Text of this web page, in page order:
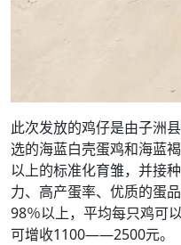
此次发放的鸡仔是由子洲
选的海蓝白壳蛋鸡和海蓝
以上的标准化育雏，并接
力、高产蛋率、优质的蛋
98％以上，平均每只鸡可
可增收1100——2500元。